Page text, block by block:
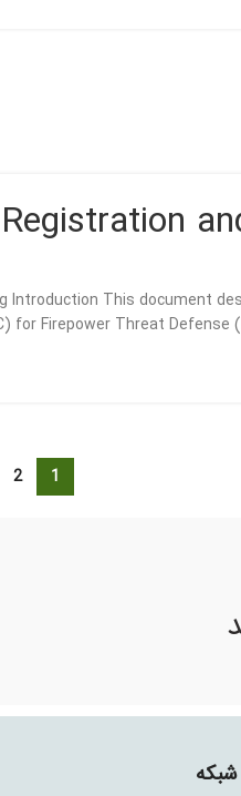
Introduction This document
Firepower Threat Defense
1
2